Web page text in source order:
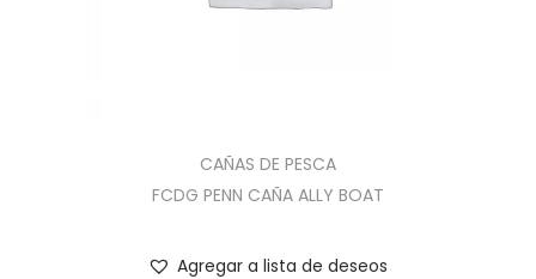
CAÑAS DE PESCA
FCDG PENN CAÑA ALLY BOAT
Agregar a lista de deseos